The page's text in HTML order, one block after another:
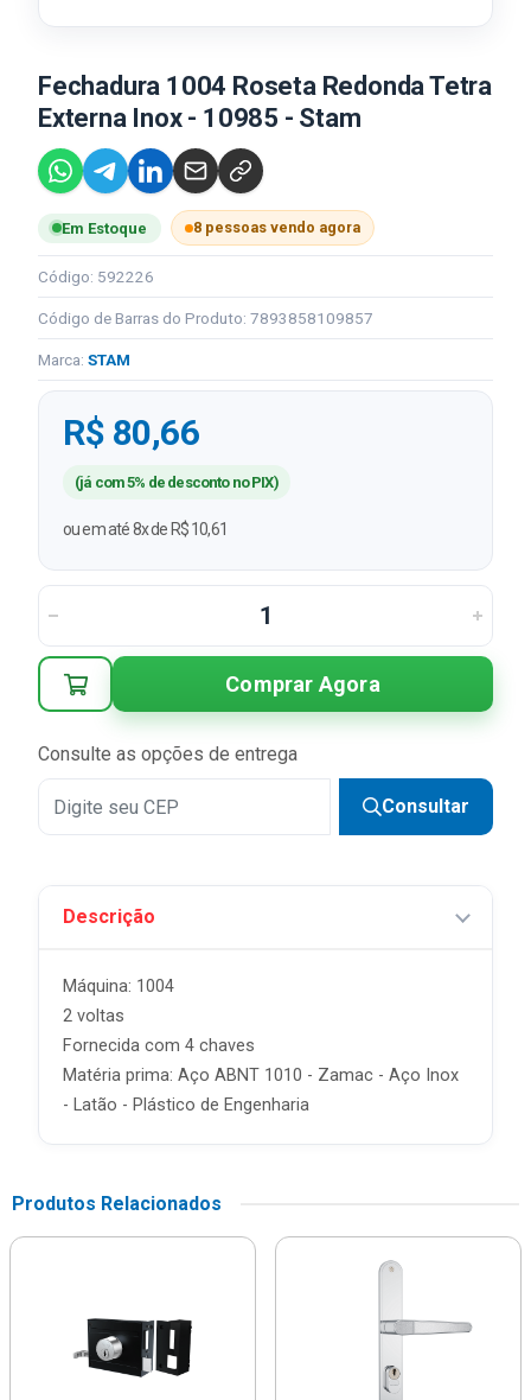
Fechadura 1004 Roseta Redonda Tetra
Externa Inox - 10985 - Stam
Em Estoque 8 pessoas vendo agora
Código: 592226
Código de Barras do Produto: 7893858109857
Marca: STAM
R$ 80,66
(já com 5% de desconto no PIX)
ou em até 8x de R$ 10,61
Comprar Agora
Consulte as opções de entrega
Consultar
Descrição
Máquina: 1004
2 voltas
Fornecida com 4 chaves
Matéria prima: Aço ABNT 1010 - Zamac - Aço Inox
- Latão - Plástico de Engenharia
Produtos Relacionados